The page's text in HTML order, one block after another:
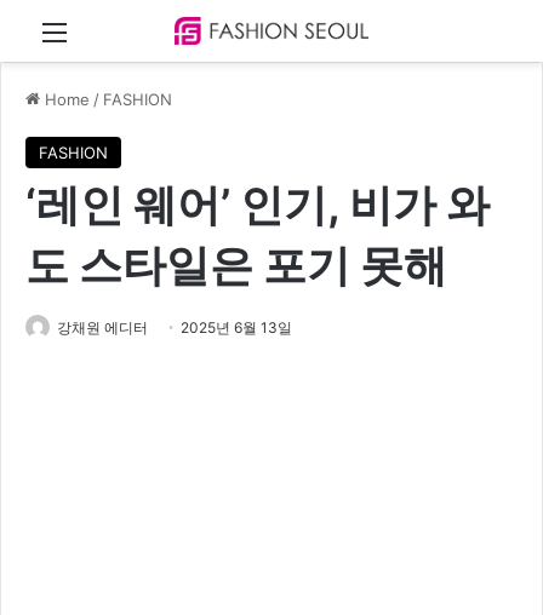
Menu
Home / FASHION
FASHION
‘레인 웨어’ 인기, 비가 와
도 스타일은 포기 못해
강채원 에디터 2025년 6월 13일